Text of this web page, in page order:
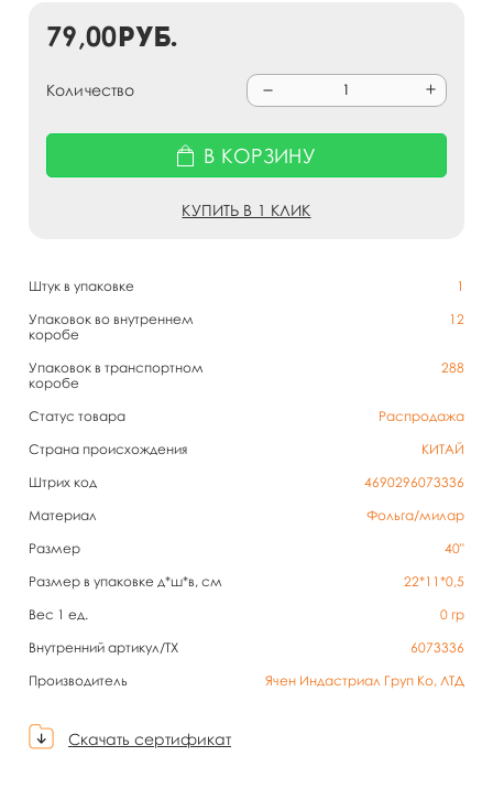
Штук в упаковке
1
Упаковок во внутреннем
коробе
12
Упаковок в транспортном
коробе
288
Статус товара
Распродажа
Страна происхождения
КИТАЙ
Штрих код
4690296073336
Материал
Фольга/милар
Размер
40"
Размер в упаковке д*ш*в, см
22*11*0,5
Вес 1 ед.
0 гр
Внутренний артикул/TX
6073336
Производитель
Ячен Индастриал Груп Ко, ЛТД
Скачать сертификат
79,00руб.
Количество
В КОРЗИНУ
КУПИТЬ В 1 КЛИК